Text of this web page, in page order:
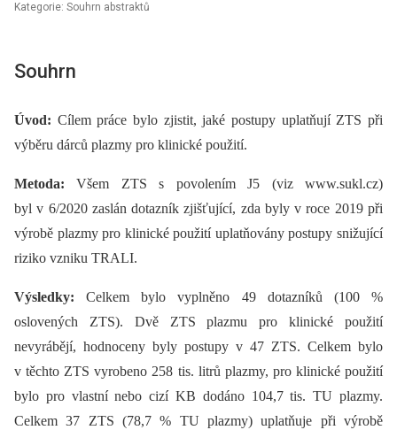
Kategorie: Souhrn abstraktů
Souhrn
Úvod: Cílem práce bylo zjistit, jaké postupy uplatňují ZTS při
výběru dárců plazmy pro klinické použití.
Metoda:Všem ZTS s povolením J5 (viz www.sukl.cz)
byl v 6/2020 zaslán dotazník zjišťující, zda byly v roce 2019 při
výrobě plazmy pro klinické použití uplatňovány postupy snižující
riziko vzniku TRALI.
Výsledky: Celkem bylo vyplněno 49 dotazníků (100 %
oslovených ZTS). Dvě ZTS plazmu pro klinické použití
nevyrábějí, hodnoceny byly postupy v 47 ZTS. Celkem bylo
v těchto ZTS vyrobeno 258 tis. litrů plazmy, pro klinické použití
bylo pro vlastní nebo cizí KB dodáno 104,7 tis. TU plazmy.
Celkem 37 ZTS (78,7 % TU plazmy) uplatňuje při výrobě